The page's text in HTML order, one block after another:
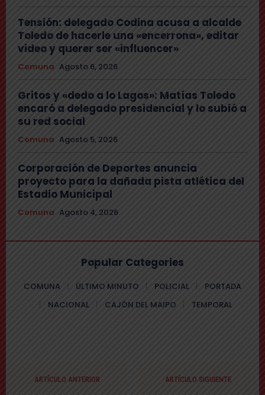
Tensión: delegado Codina acusa a alcalde
Toledo de hacerle una «encerrona», editar
video y querer ser «influencer»
Comuna Agosto 6, 2026
Gritos y «dedo a lo Lagos»: Matías Toledo
encaró a delegado presidencial y lo subió a
su red social
Comuna Agosto 5, 2026
Corporación de Deportes anuncia
proyecto para la dañada pista atlética del
Estadio Municipal
Comuna Agosto 4, 2026
Popular Categories
COMUNA ÚLTIMO MINUTO POLICIAL
PORTADA
NACIONAL
CAJÓN DEL MAIPO TEMPORAL
ARTÍCULO ANTERIOR ARTÍCULO SIGUIENTE